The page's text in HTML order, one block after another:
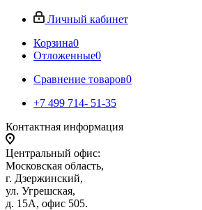
Личный кабинет
Корзина0
Отложенные0
Сравнение товаров0
+7 499 714- 51-35
Контактная информация
Центральный офис:
Московская область,
г. Дзержинский,
ул. Угрешская,
д. 15А, офис 505.